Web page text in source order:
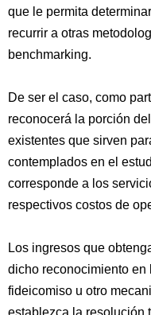
que le permita
recurrir a otras
benchmarking.
De ser el caso, como
reconocerá la porción
existentes que sirven
contemplados en el
corresponde a los
respectivos costos de
Los ingresos que
dicho reconocimiento en
fideicomiso u otro
establezca la resolución